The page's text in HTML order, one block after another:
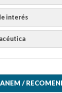
interés
/